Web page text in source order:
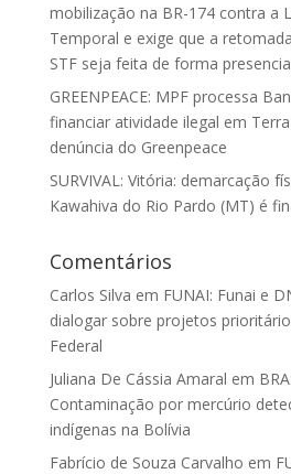
mobilização na BR-174 contra a
Temporal e exige que a
STF seja feita de forma
GREENPEACE: MPF processa
financiar atividade ilegal em
denúncia do Greenpeace
SURVIVAL: Vitória: demarcação
Kawahiva do Rio Pardo (MT) é
Comentários
Carlos Silva em FUNAI: Funai e
dialogar sobre projetos
Federal
Juliana De Cássia Amaral em
Contaminação por mercúrio
indígenas na Bolívia
Fabrício de Souza Carvalho em